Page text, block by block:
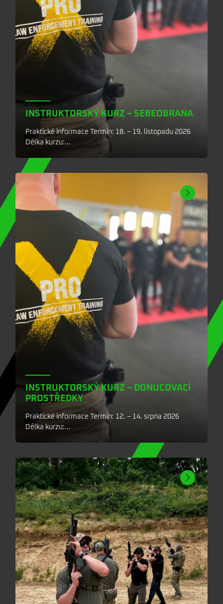
INSTRUKTORSKÝ KURZ – SEBEOBRANA
Praktické informace Termín: 18. – 19. listopadu 2026
Délka kurzu:...
INSTRUKTORSKÝ KURZ – DONUCOVACÍ
PROSTŘEDKY
Praktické informace Termín: 12. – 14. srpna 2026
Délka kurzu:...